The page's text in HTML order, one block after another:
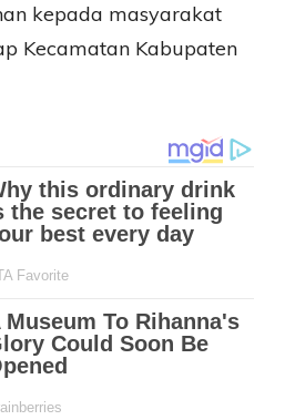
kepada masyarakat
Kecamatan Kabupaten